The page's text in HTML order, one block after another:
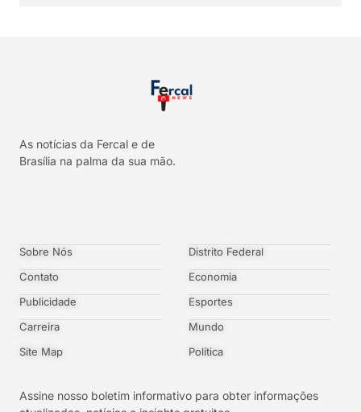
As notícias da Fercal e de
Brasília na palma da sua mão.
Sobre Nós
Contato
Publicidade
Carreira
Site Map
Distrito Federal
Economia
Esportes
Mundo
Política
Assine nosso boletim informativo para obter informações